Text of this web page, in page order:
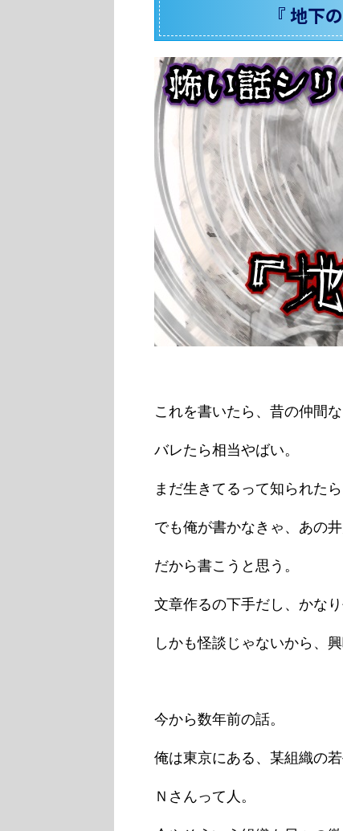
『 地下
これを書いたら、昔の仲間
バレたら相当やばい。
まだ生きてるって知られた
でも俺が書かなきゃ、あの
だから書こうと思う。
文章作るの下手だし、かなり
しかも怪談じゃないから、
今から数年前の話。
俺は東京にある、某組織の
Ｎさんって人。